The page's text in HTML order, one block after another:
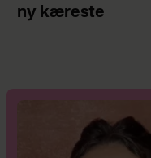
ny kæreste